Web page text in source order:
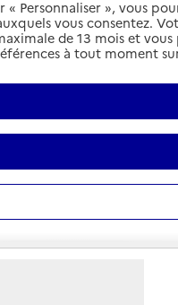
« Personnaliser », vous
vous consentez.
de 13 mois et
à tout moment